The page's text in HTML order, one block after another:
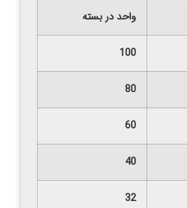
واحد در بسته
100
80
60
40
32